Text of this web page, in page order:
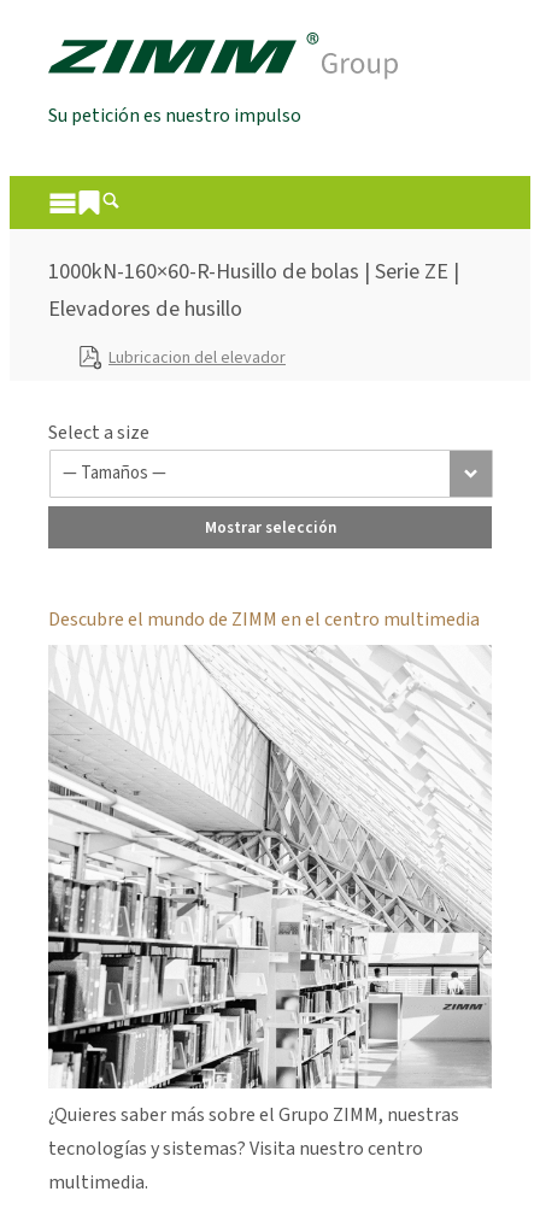
Su petición es nuestro impulso
1000kN-160×60-R-Husillo de bolas | Serie ZE |
Elevadores de husillo
Lubricacion del elevador
Select a size
Mostrar selección
Descubre el mundo de ZIMM en el centro multimedia
¿Quieres saber más sobre el Grupo ZIMM, nuestras
tecnologías y sistemas? Visita nuestro centro
multimedia.